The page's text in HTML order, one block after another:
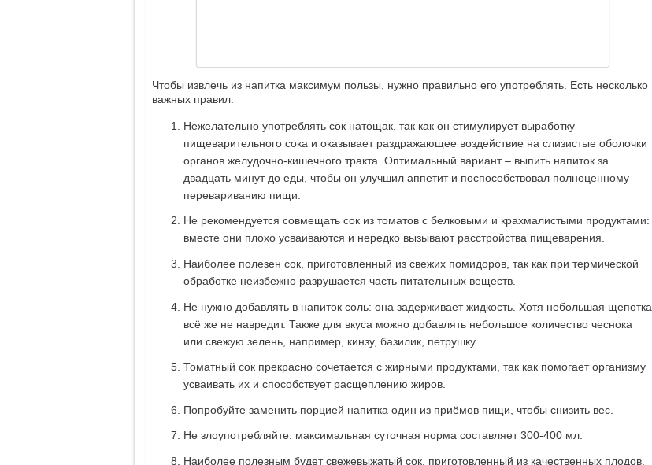
Чтобы извлечь из напитка максимум пользы, нужно правильно его употреблять. Есть несколько
важных правил:
Нежелательно употреблять сок натощак, так как он стимулирует выработку
пищеварительного сока и оказывает раздражающее воздействие на слизистые оболочки
органов желудочно-кишечного тракта. Оптимальный вариант – выпить напиток за
двадцать минут до еды, чтобы он улучшил аппетит и поспособствовал полноценному
перевариванию пищи.
Не рекомендуется совмещать сок из томатов с белковыми и крахмалистыми продуктами:
вместе они плохо усваиваются и нередко вызывают расстройства пищеварения.
Наиболее полезен сок, приготовленный из свежих помидоров, так как при термической
обработке неизбежно разрушается часть питательных веществ.
Не нужно добавлять в напиток соль: она задерживает жидкость. Хотя небольшая щепотка
всё же не навредит. Также для вкуса можно добавлять небольшое количество чеснока
или свежую зелень, например, кинзу, базилик, петрушку.
Томатный сок прекрасно сочетается с жирными продуктами, так как помогает организму
усваивать их и способствует расщеплению жиров.
Попробуйте заменить порцией напитка один из приёмов пищи, чтобы снизить вес.
Не злоупотребляйте: максимальная суточная норма составляет 300-400 мл.
Наиболее полезным будет свежевыжатый сок, приготовленный из качественных плодов,